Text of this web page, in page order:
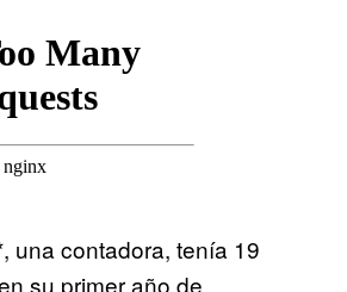
una contadora, tenía 19
su primer año de